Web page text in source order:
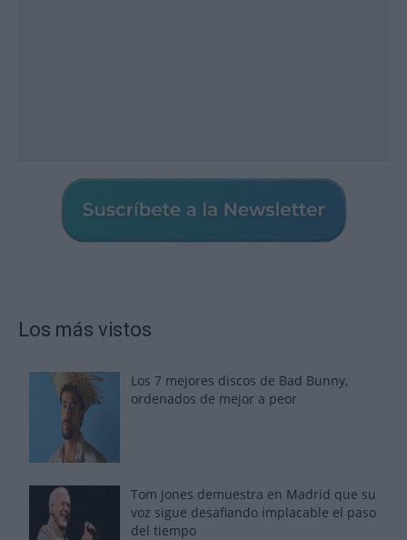
Los más vistos
Los 7 mejores discos de Bad Bunny,
ordenados de mejor a peor
Tom Jones demuestra en Madrid que su
voz sigue desafiando implacable el paso
del tiempo